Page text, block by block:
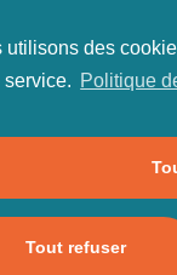
utilisons des
service. Politique
Tout refuser